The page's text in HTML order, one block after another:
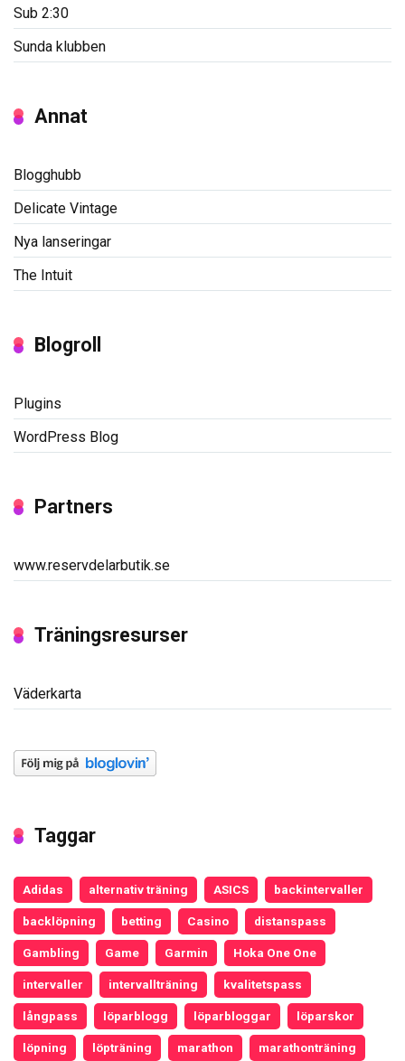
Sub 2:30
Sunda klubben
Annat
Blogghubb
Delicate Vintage
Nya lanseringar
The Intuit
Blogroll
Plugins
WordPress Blog
Partners
www.reservdelarbutik.se
Träningsresurser
Väderkarta
Taggar
Adidas alternativ träning ASICS backintervaller
backlöpning betting Casino distanspass
Gambling Game Garmin Hoka One One
intervaller intervallträning kvalitetspass
långpass löparblogg löparbloggar löparskor
löpning löpträning marathon marathonträning